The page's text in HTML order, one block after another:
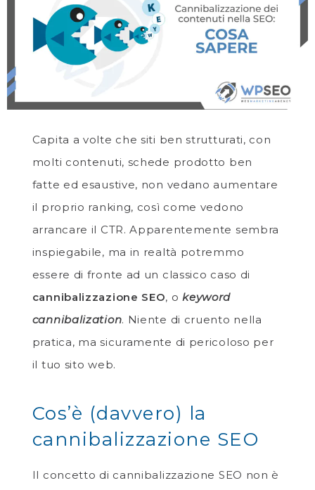
Capita a volte che siti ben strutturati, con
molti contenuti, schede prodotto ben
fatte ed esaustive, non vedano aumentare
il proprio ranking, così come vedono
arrancare il CTR. Apparentemente sembra
inspiegabile, ma in realtà potremmo
essere di fronte ad un classico caso di
cannibalizzazione SEO, o keyword
cannibalization. Niente di cruento nella
pratica, ma sicuramente di pericoloso per
il tuo sito web.
Cos’è (davvero) la
cannibalizzazione SEO
Il concetto di cannibalizzazione SEO non è